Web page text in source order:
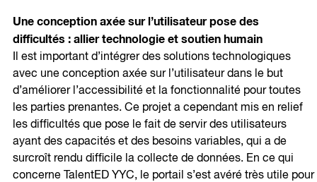
Une conception axée sur l’utilisateur pose des
difficultés : allier technologie et soutien humain
Il est important d’intégrer des solutions technologiques
avec une conception axée sur l’utilisateur dans le but
d’améliorer l’accessibilité et la fonctionnalité pour toutes
les parties prenantes. Ce projet a cependant mis en relief
les difficultés que pose le fait de servir des utilisateurs
ayant des capacités et des besoins variables, qui a de
surcroît rendu difficile la collecte de données. En ce qui
concerne TalentED YYC, le portail s’est avéré très utile pour